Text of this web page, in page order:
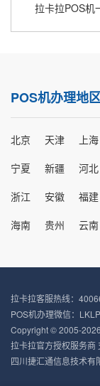
拉卡拉POS机
POS机办理地
北京 天津 上海
宁夏
新疆 河北
浙江
安徽 福建
海南
贵州 云南
拉卡拉客服热线：
POS机办理微信：
Copyright © 2005-
拉卡拉官方授权服务
四川捷汇通信息技术有